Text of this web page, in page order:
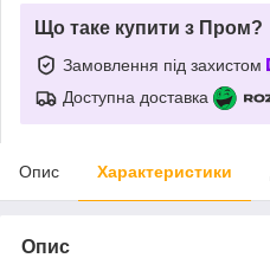
Що таке купити з Пром?
Замовлення під захистом
Доступна доставка
Опис Характеристики
Опис